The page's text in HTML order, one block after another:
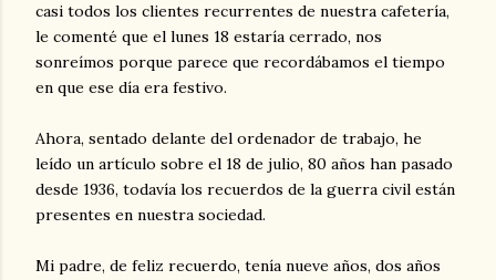
casi todos los clientes recurrentes de nuestra cafetería,
le comenté que el lunes 18 estaría cerrado, nos
sonreímos porque parece que recordábamos el tiempo
en que ese día era festivo.
Ahora, sentado delante del ordenador de trabajo, he
leído un artículo sobre el 18 de julio, 80 años han pasado
desde 1936, todavía los recuerdos de la guerra civil están
presentes en nuestra sociedad.
Mi padre, de feliz recuerdo, tenía nueve años, dos años